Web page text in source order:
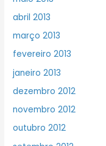
abril 2013
março 2013
fevereiro 2013
janeiro 2013
dezembro 2012
novembro 2012
outubro 2012